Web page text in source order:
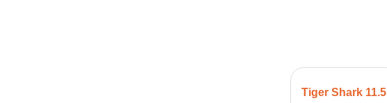
Tiger Shark 11.5